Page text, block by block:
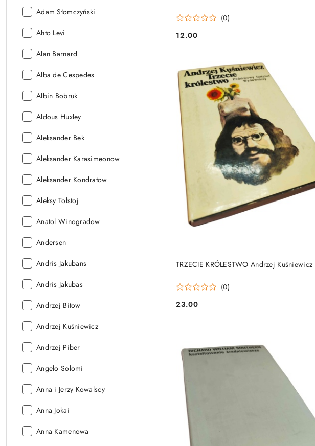
Autor:
Adam Słomczyński
Autor:
Ahto Levi
Autor:
Alan Barnard
Autor:
Alba de Cespedes
Autor:
Albin Bobruk
Autor:
Aldous Huxley
Autor:
Aleksander Bek
Autor:
Aleksander Karasimeonow
Autor:
Aleksander Kondratow
Autor:
Aleksy Tołstoj
Autor:
Anatol Winogradow
Autor:
Andersen
Autor:
Andris Jakubans
Autor:
Andris Jakubas
Autor:
Andrzej Bitow
Autor:
Andrzej Kuśniewicz
Autor:
Andrzej Piber
Autor:
Angelo Solomi
Autor:
Anna i Jerzy Kowalscy
Autor:
Anna Jokai
Autor:
Anna Kamenowa
(0)
Cena:
12.00
TRZECIE KRÓLESTWO Andrzej Kuśniewicz
(0)
Cena:
23.00
DO KOSZYKA